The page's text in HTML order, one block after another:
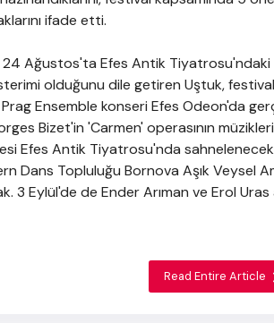
ifade etti.
Ağustos'ta Efes Antik Tiyatrosu'ndaki
olduğunu dile getiren Uştuk,
Ensemble konseri Efes Odeon'da
Bizet'in 'Carmen' operasının
Efes Antik Tiyatrosu'nda
Dans Topluluğu Bornova Aşık Veysel
3 Eylül'de de Ender Arıman ve Erol
Read Entire Article